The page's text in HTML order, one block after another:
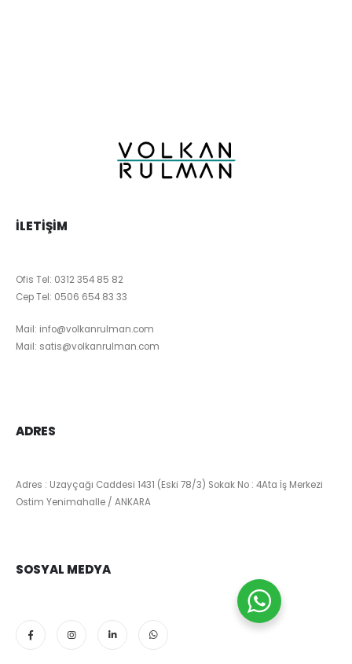
İLETIŞIM
Ofis Tel: 0312 354 85 82
Cep Tel: 0506 654 83 33
Mail: info@volkanrulman.com
Mail: satis@volkanrulman.com
ADRES
Adres : Uzayçağı Caddesi 1431 (Eski 78/3) Sokak No : 4Ata İş Merkezi
Ostim Yenimahalle / ANKARA
SOSYAL MEDYA